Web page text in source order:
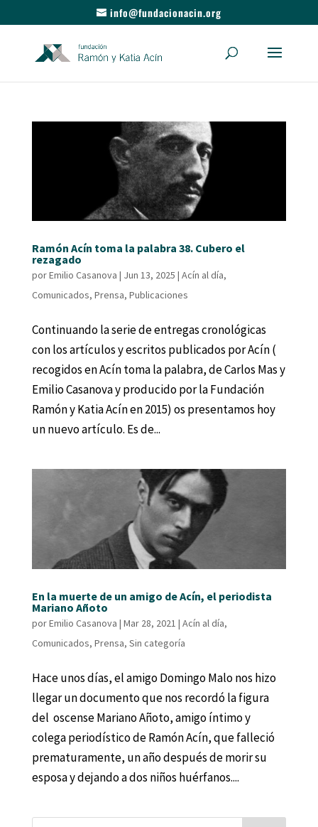
info@fundacionacin.org
Ramón Acín toma la palabra 38. Cubero el
rezagado
porEmilio Casanova | Jun 13, 2025 | Acín al día,
Comunicados, Prensa, Publicaciones
Continuando la serie de entregas cronológicas
con los artículos y escritos publicados por Acín (
recogidos en Acín toma la palabra, de Carlos Mas y
Emilio Casanova y producido por la Fundación
Ramón y Katia Acín en 2015) os presentamos hoy
un nuevo artículo. Es de...
En la muerte de un amigo de Acín, el periodista
Mariano Añoto
porEmilio Casanova | Mar 28, 2021 | Acín al día,
Comunicados, Prensa, Sin categoría
Hace unos días, el amigo Domingo Malo nos hizo
llegar un documento que nos recordó la figura
del oscense Mariano Añoto, amigo íntimo y
colega periodístico de Ramón Acín, que falleció
prematuramente, un año después de morir su
esposa y dejando a dos niños huérfanos....